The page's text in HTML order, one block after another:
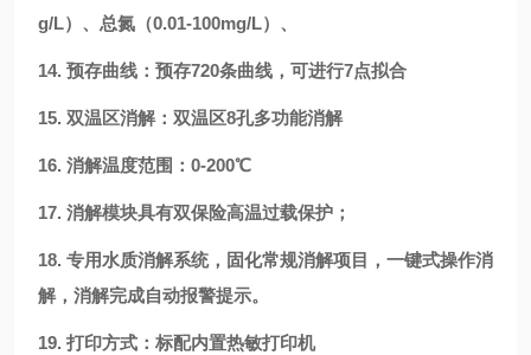
g/L）、总氮（0.01-100mg/L）、
14. 预存曲线：预存720条曲线 ，可进行7点拟合
15. 双温区消解：双温区8孔多功能消解
16. 消解温度范围：0-200℃
17. 消解模块具有双保险高温过载保护；
18. 专用水质消解系统，固化常规消解项目，一键式操作消
解，消解完成自动报警提示。
19. 打印方式：标配内置热敏打印机